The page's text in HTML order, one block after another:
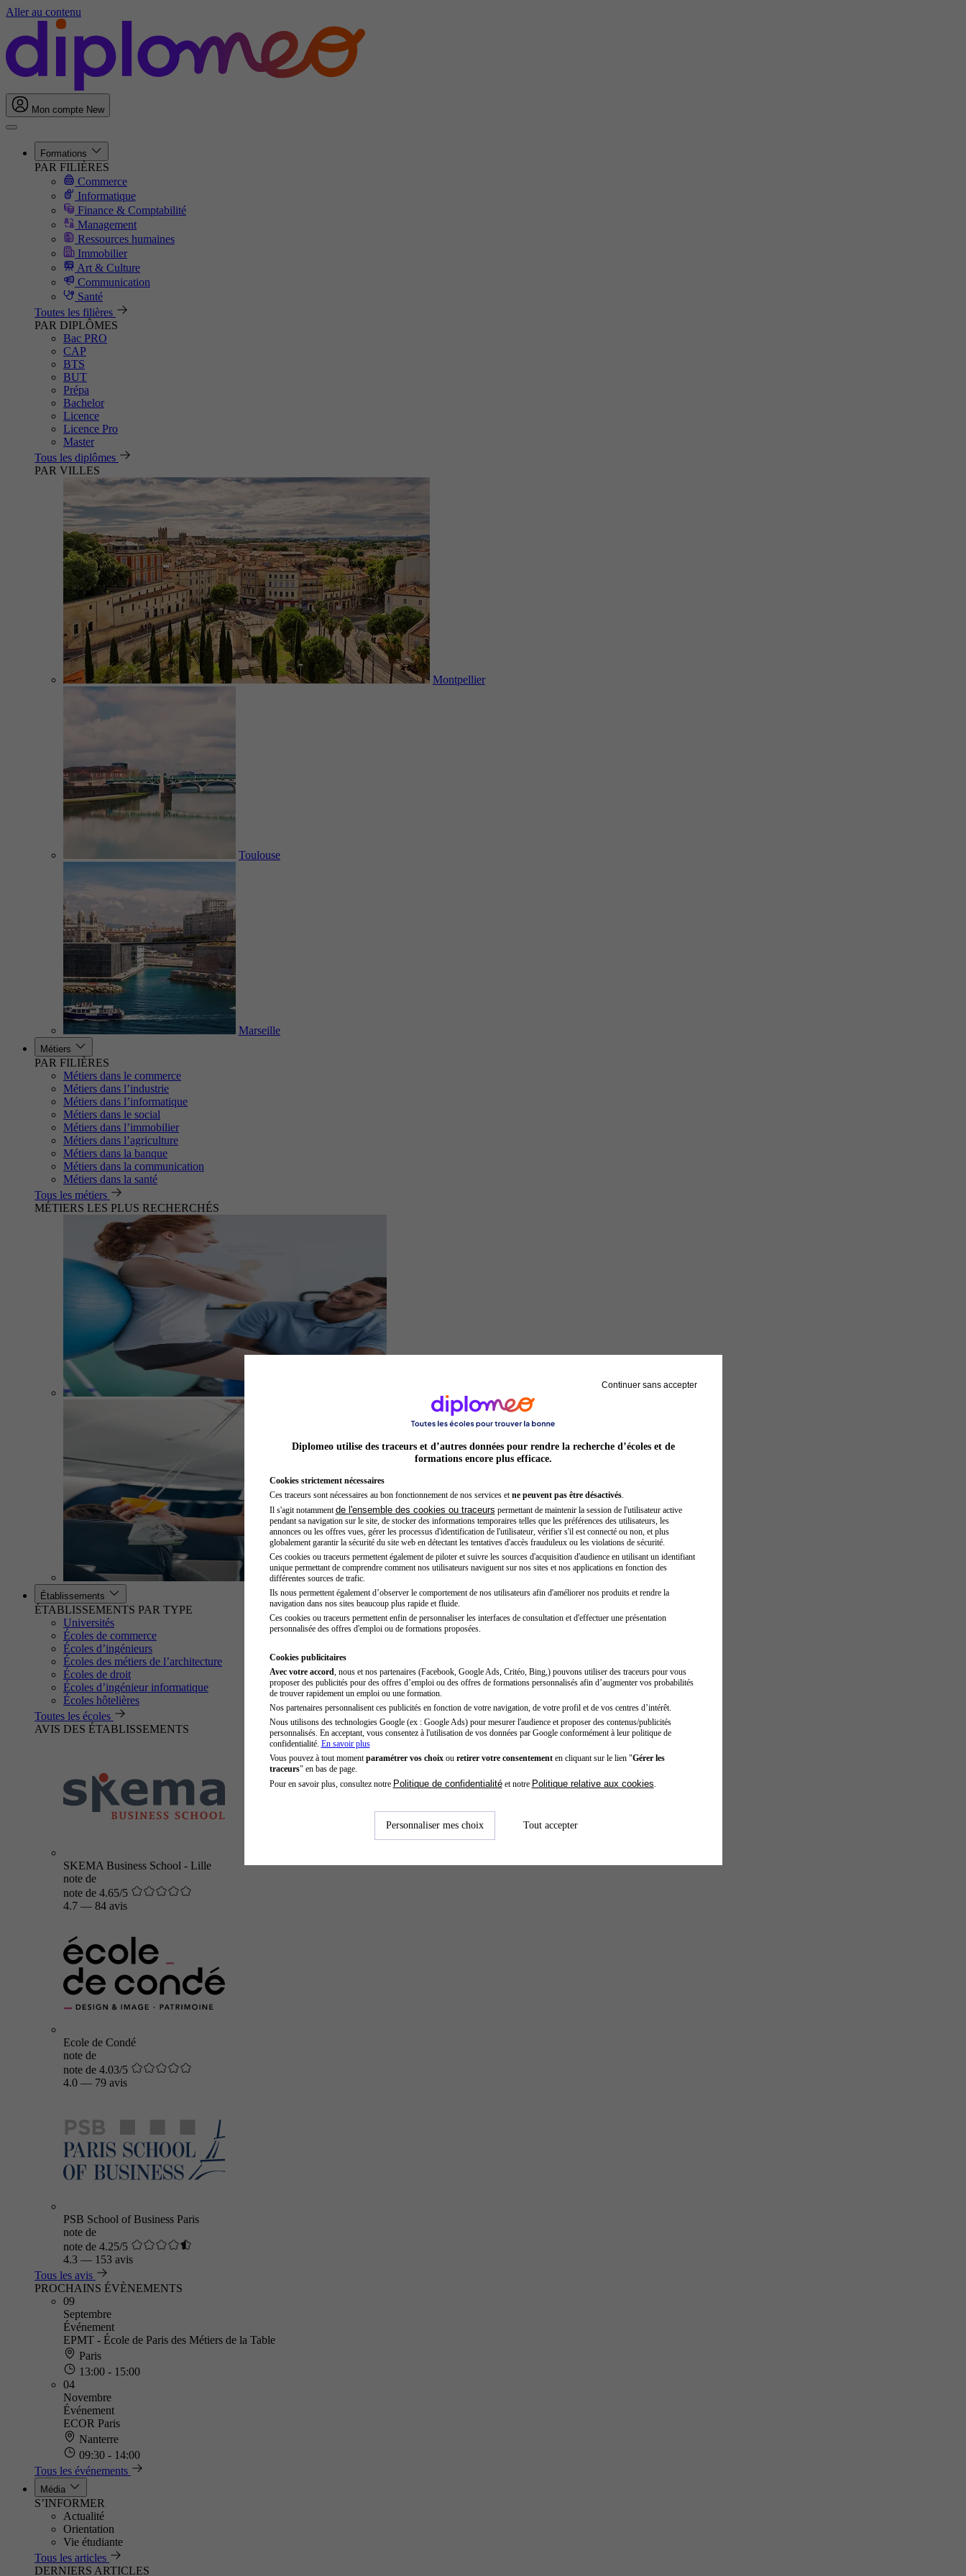
Aller au contenu
Mon compte New
Formations
PAR FILIÈRES
Commerce
Informatique
Finance & Comptabilité
Management
Ressources humaines
Immobilier
Art & Culture
Communication
Santé
Toutes les filières
PAR DIPLÔMES
Bac PRO
CAP
BTS
BUT
Prépa
Bachelor
Licence
Licence Pro
Master
Tous les diplômes
PAR VILLES
Montpellier
Toulouse
Marseille
Métiers
PAR FILIÈRES
Métiers dans le commerce
Métiers dans l’industrie
Métiers dans l’informatique
Métiers dans le social
Métiers dans l’immobilier
Métiers dans l’agriculture
Métiers dans la banque
Métiers dans la communication
Métiers dans la santé
Tous les métiers
MÉTIERS LES PLUS RECHERCHÉS
Kinésithérapeute sportif
Établissements
ÉTABLISSEMENTS PAR TYPE
Universités
Écoles de commerce
Écoles d’ingénieurs
Écoles des métiers de l’architecture
Écoles de droit
Écoles d’ingénieur informatique
Écoles hôtelières
Toutes les écoles
AVIS DES ÉTABLISSEMENTS
SKEMA Business School - Lille
note de
note de 4.65/5
4.7 — 84 avis
Ecole de Condé
note de
note de 4.03/5
4.0 — 79 avis
PSB School of Business Paris
note de
note de 4.25/5
4.3 — 153 avis
Tous les avis
PROCHAINS ÉVÈNEMENTS
09
Septembre
Événement
EPMT - École de Paris des Métiers de la Table
Paris
13:00 - 15:00
04
Novembre
Événement
ECOR Paris
Nanterre
09:30 - 14:00
Tous les événements
Média
S’INFORMER
Actualité
Orientation
Vie étudiante
Tous les articles
DERNIERS ARTICLES
Continuer sans accepter
Diplomeo utilise des traceurs et d’autres données pour rendre la recherche d’écoles et de
formations encore plus efficace.
Cookies strictement nécessaires
Ces traceurs sont nécessaires au bon fonctionnement de nos services et ne peuvent pas être désactivés.
Il s'agit notamment de l'ensemble des cookies ou traceurs permettant de maintenir la session de l'utilisateur active
pendant sa navigation sur le site, de stocker des informations temporaires telles que les préférences des utilisateurs, les
annonces ou les offres vues, gérer les processus d'identification de l'utilisateur, vérifier s'il est connecté ou non, et plus
globalement garantir la sécurité du site web en détectant les tentatives d'accès frauduleux ou les violations de sécurité.
Ces cookies ou traceurs permettent également de piloter et suivre les sources d'acquisition d'audience en utilisant un identifiant
unique permettant de comprendre comment nos utilisateurs naviguent sur nos sites et nos applications en fonction des
différentes sources de trafic.
Ils nous permettent également d’observer le comportement de nos utilisateurs afin d'améliorer nos produits et rendre la
navigation dans nos sites beaucoup plus rapide et fluide.
Ces cookies ou traceurs permettent enfin de personnaliser les interfaces de consultation et d'effectuer une présentation
personnalisée des offres d'emploi ou de formations proposées.
Cookies publicitaires
Avec votre accord , nous et nos partenaires (Facebook, Google Ads, Critéo, Bing,) pouvons utiliser des traceurs pour vous
proposer des publicités pour des offres d’emploi ou des offres de formations personnalisés afin d’augmenter vos probabilités
de trouver rapidement un emploi ou une formation.
Nos partenaires personnalisent ces publicités en fonction de votre navigation, de votre profil et de vos centres d’intérêt.
Nous utilisons des technologies Google (ex : Google Ads) pour mesurer l'audience et proposer des contenus/publicités
personnalisés. En acceptant, vous consentez à l'utilisation de vos données par Google conformément à leur politique de
confidentialité. En savoir plus
Vous pouvez à tout moment paramétrer vos choixou retirer votre consentementen cliquant sur le lien "Gérer les
traceurs" en bas de page.
Pour en savoir plus, consultez notre Politique de confidentialitéet notre Politique relative aux cookies
Personnaliser mes choix Tout accepter